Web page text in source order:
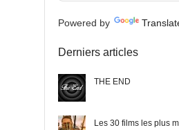
Powered by
Derniers articles
THE END
Les 30 films les plus